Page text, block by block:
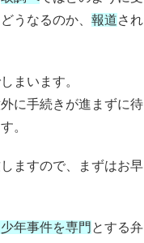
うなるのか、 報道され
まいます。
に手続きが進まずに待
。
ますので、まずはお早
年事件を専門 とする弁